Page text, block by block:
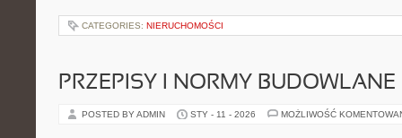
CATEGORIES: NIERUCHOMOŚCI
PRZEPISY I NORMY BUDOWLANE
POSTED BY ADMIN STY - 11 - 2026 MOŻLIWOŚĆ